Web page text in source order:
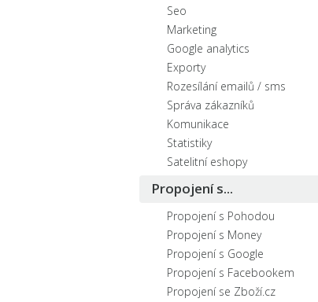
Seo
Marketing
Google analytics
Exporty
Rozesílání emailů / sms
Správa zákazníků
Komunikace
Statistiky
Satelitní eshopy
Propojení s...
Propojení s Pohodou
Propojení s Money
Propojení s Google
Propojení s Facebookem
Propojení se Zboží.cz